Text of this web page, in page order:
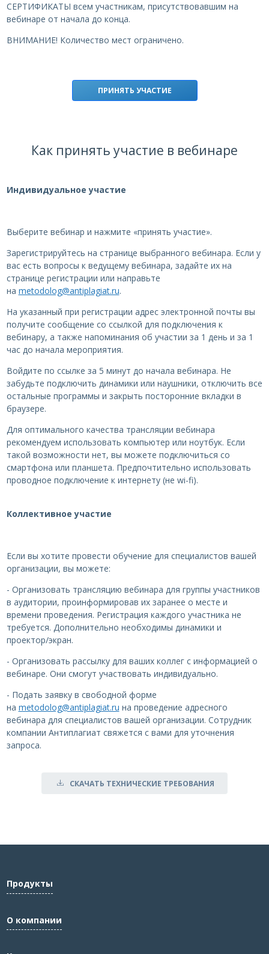
СЕРТИФИКАТЫ всем участникам, присутствовавшим на
вебинаре от начала до конца.
ВНИМАНИЕ! Количество мест ограничено.
ПРИНЯТЬ УЧАСТИЕ
Как принять участие в вебинаре
Индивидуальное участие
Выберите вебинар и нажмите «принять участие».
Зарегистрируйтесь на странице выбранного вебинара. Если у
вас есть вопросы к ведущему вебинара, задайте их на
странице регистрации или направьте
на metodolog@antiplagiat.ru.
На указанный при регистрации адрес электронной почты вы
получите сообщение со ссылкой для подключения к
вебинару, а также напоминания об участии за 1 день и за 1
час до начала мероприятия.
Войдите по ссылке за 5 минут до начала вебинара. Не
забудьте подключить динамики или наушники, отключить все
остальные программы и закрыть посторонние вкладки в
браузере.
Для оптимального качества трансляции вебинара
рекомендуем использовать компьютер или ноутбук. Если
такой возможности нет, вы можете подключиться со
смартфона или планшета. Предпочтительно использовать
проводное подключение к интернету (не wi-fi).
Коллективное участие
Если вы хотите провести обучение для специалистов вашей
организации, вы можете:
- Организовать трансляцию вебинара для группы участников
в аудитории, проинформировав их заранее о месте и
времени проведения. Регистрация каждого участника не
требуется. Дополнительно необходимы динамики и
проектор/экран.
- Организовать рассылку для ваших коллег с информацией о
вебинаре. Они смогут участвовать индивидуально.
- Подать заявку в свободной форме
на metodolog@antiplagiat.ru на проведение адресного
вебинара для специалистов вашей организации. Сотрудник
компании Антиплагиат свяжется с вами для уточнения
запроса.
СКАЧАТЬ ТЕХНИЧЕСКИЕ ТРЕБОВАНИЯ
Продукты
О компании